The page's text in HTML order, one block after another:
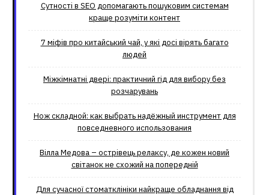
Сутності в SEO допомагають пошуковим системам
краще розуміти контент
7 міфів про китайський чай, у які досі вірять багато
людей
Міжкімнатні двері: практичний гід для вибору без
розчарувань
Нож складной: как выбрать надёжный инструмент для
повседневного использования
Вілла Медова – острівець релаксу, де кожен новий
світанок не схожий на попередній
Для сучасної стоматклініки найкраще обладнання від